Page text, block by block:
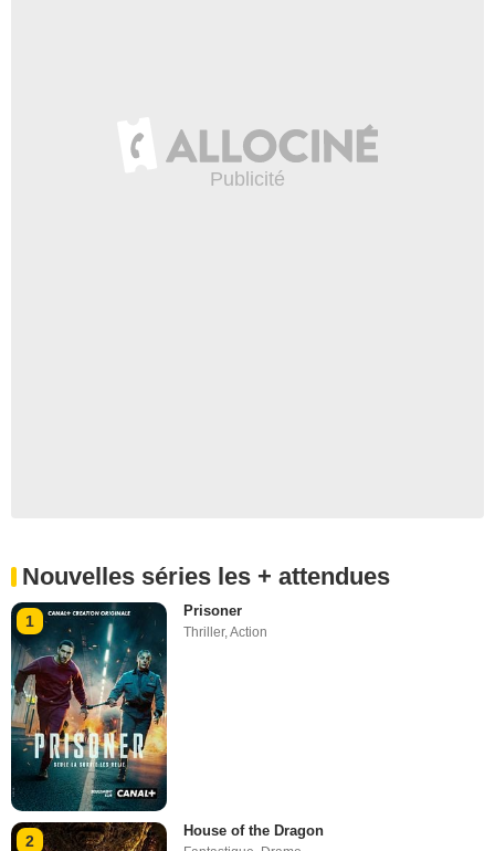
Nouvelles séries les + attendues
1
Prisoner
Thriller,Action
2
House of the Dragon